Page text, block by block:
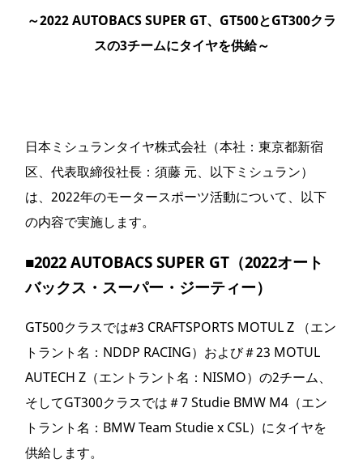
～2022 AUTOBACS SUPER GT、GT500とGT300クラ
スの3チームにタイヤを供給～
日本ミシュランタイヤ株式会社（本社：東京都新宿
区、代表取締役社長：須藤 元、以下ミシュラン）
は、2022年のモータースポーツ活動について、以下
の内容で実施します。
■2022 AUTOBACS SUPER GT（2022オート
バックス・スーパー・ジーティー）
GT500クラスでは#3 CRAFTSPORTS MOTUL Z （エン
トラント名：NDDP RACING）および＃23 MOTUL
AUTECH Z（エントラント名：NISMO）の2チーム、
そしてGT300クラスでは＃7 Studie BMW M4（エン
トラント名：BMW Team Studie x CSL）にタイヤを
供給します。